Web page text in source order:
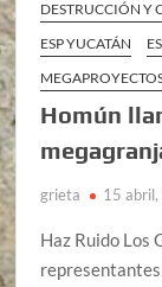
DESTRUCCIÓN Y
ESP YUCATÁN
Homún
grieta 15
Haz Ruido Los